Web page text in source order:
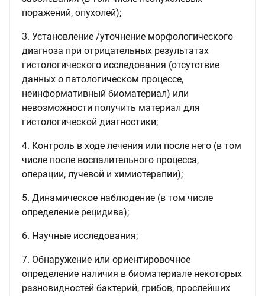
поражений, опухолей);
3. Установление /уточнение морфологического
диагноза при отрицательных результатах
гистологического исследования (отсутствие
данных о патологическом процессе,
неинформативный биоматериал) или
невозможности получить материал для
гистологической диагностики;
4. Контроль в ходе лечения или после него (в том
числе после воспалительного процесса,
операции, лучевой и химиотерапии);
5. Динамическое наблюдение (в том числе
определение рецидива);
6. Научные исследования;
7. Обнаружение или ориентировочное
определение наличия в биоматериале некоторых
разновидностей бактерий, грибов, прослейших